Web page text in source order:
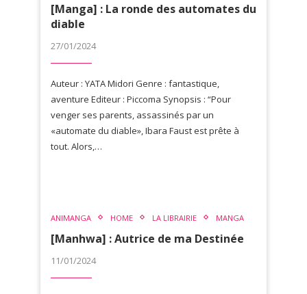
[Manga] : La ronde des automates du
diable
27/01/2024
Auteur : YATA Midori Genre : fantastique,
aventure Editeur : Piccoma Synopsis : “Pour
venger ses parents, assassinés par un
«automate du diable», Ibara Faust est prête à
tout. Alors,…
ANIMANGA HOME LA LIBRAIRIE MANGA
[Manhwa] : Autrice de ma Destinée
11/01/2024